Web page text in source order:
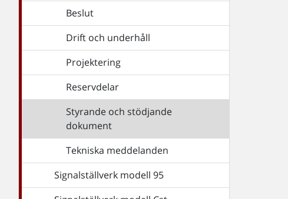
Beslut
Drift och underhåll
Projektering
Reservdelar
Styrande och stödjande
dokument
Tekniska meddelanden
Signalställverk modell 95